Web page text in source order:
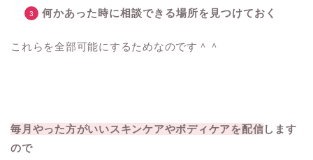
何かあった時に相談できる場所を見つけておく
これらを全部可能にするためなのです＾＾
毎月やった方がいいスキンケアやボディケアを配信します
ので